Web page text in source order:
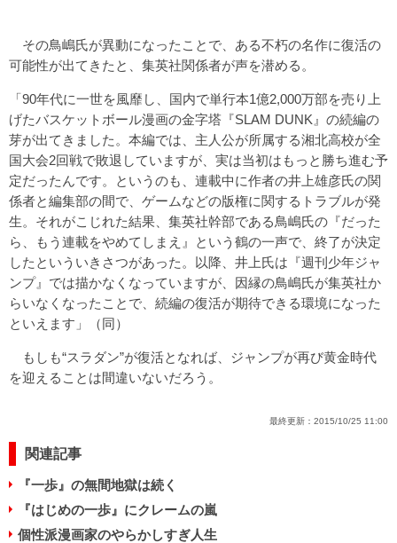
その鳥嶋氏が異動になったことで、ある不朽の名作に復活の
可能性が出てきたと、集英社関係者が声を潜める。
「90年代に一世を風靡し、国内で単行本1億2,000万部を売り上
げたバスケットボール漫画の金字塔『SLAM DUNK』の続編の
芽が出てきました。本編では、主人公が所属する湘北高校が全
国大会2回戦で敗退していますが、実は当初はもっと勝ち進む予
定だったんです。というのも、連載中に作者の井上雄彦氏の関
係者と編集部の間で、ゲームなどの版権に関するトラブルが発
生。それがこじれた結果、集英社幹部である鳥嶋氏の『だった
ら、もう連載をやめてしまえ』という鶴の一声で、終了が決定
したといういきさつがあった。以降、井上氏は『週刊少年ジャ
ンプ』では描かなくなっていますが、因縁の鳥嶋氏が集英社か
らいなくなったことで、続編の復活が期待できる環境になった
といえます」（同）
もしも“スラダン”が復活となれば、ジャンプが再び黄金時代
を迎えることは間違いないだろう。
最終更新： 2015/10/25 11:00
関連記事
『一歩』の無間地獄は続く
『はじめの一歩』にクレームの嵐
個性派漫画家のやらかしすぎ人生